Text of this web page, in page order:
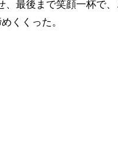
、最後まで笑顔一杯で
くくった。